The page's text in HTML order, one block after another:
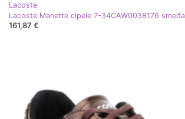
Lacoste
Lacoste Manette cipele 7-34CAW0038176 smeđa
161,87 €